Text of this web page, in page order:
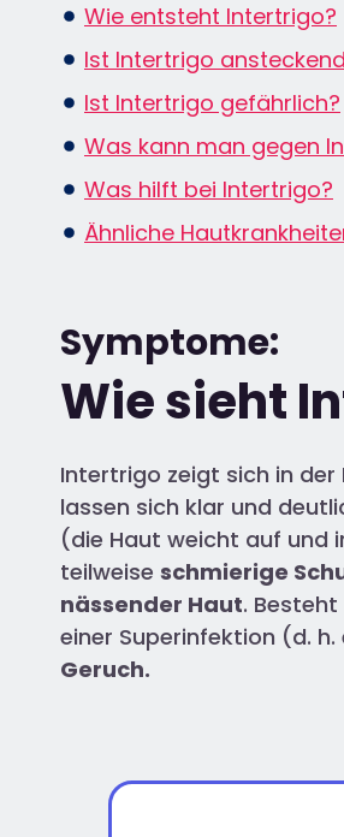
Wie entsteht Intertrigo?
Ist Intertrigo
Ist Intertrigo gefährlich?
Was kann man gegen
Was hilft bei Intertrigo?
Ähnliche
Symptome:
Wie sieht
Intertrigo zeigt sich in der
lassen sich klar und
(die Haut weicht auf und
teilweise schmierige
nässender Haut.
einer Superinfektion (d.
Geruch.